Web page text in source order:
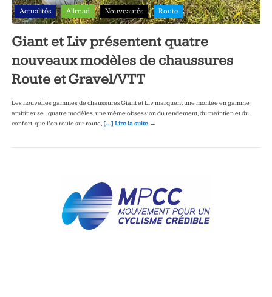
Actualités Allroad Nouveautés Route
Giant et Liv présentent quatre
nouveaux modèles de chaussures
Route et Gravel/VTT
Les nouvelles gammes de chaussures Giant et Liv marquent une montée en gamme
ambitieuse : quatre modèles, une même obsession du rendement, du maintien et du
confort, que l’on roule sur route, […] Lire la suite →